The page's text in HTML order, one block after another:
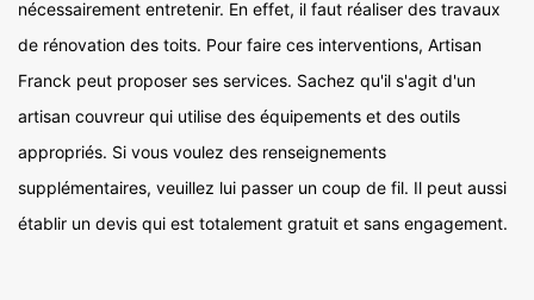
nécessairement entretenir. En effet, il faut réaliser des travaux
de rénovation des toits. Pour faire ces interventions, Artisan
Franck peut proposer ses services. Sachez qu'il s'agit d'un
artisan couvreur qui utilise des équipements et des outils
appropriés. Si vous voulez des renseignements
supplémentaires, veuillez lui passer un coup de fil. Il peut aussi
établir un devis qui est totalement gratuit et sans engagement.